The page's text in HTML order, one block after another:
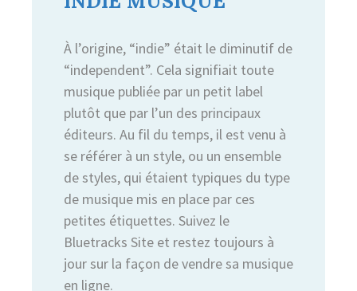
À l’origine, “indie” était le diminutif de
“independent”. Cela signifiait toute
musique publiée par un petit label
plutôt que par l’un des principaux
éditeurs. Au fil du temps, il est venu à
se référer à un style, ou un ensemble
de styles, qui étaient typiques du type
de musique mis en place par ces
petites étiquettes. Suivez le
Bluetracks Site et restez toujours à
jour sur la façon de vendre sa musique
en ligne.